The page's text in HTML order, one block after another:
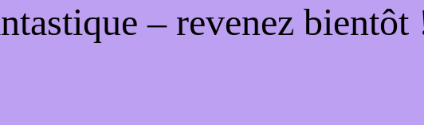
– revenez bientôt